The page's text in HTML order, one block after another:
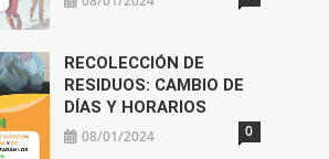
RECOLECCIÓN DE
RESIDUOS: CAMBIO DE
DÍAS Y HORARIOS
08/01/2024 0